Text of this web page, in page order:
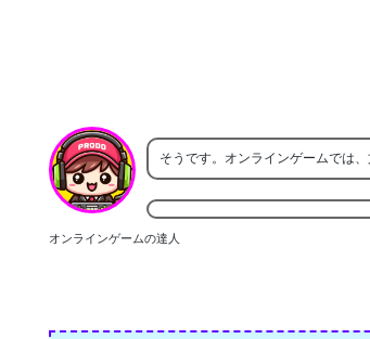
オンラインゲームの達人
そうです。オンラインゲームでは